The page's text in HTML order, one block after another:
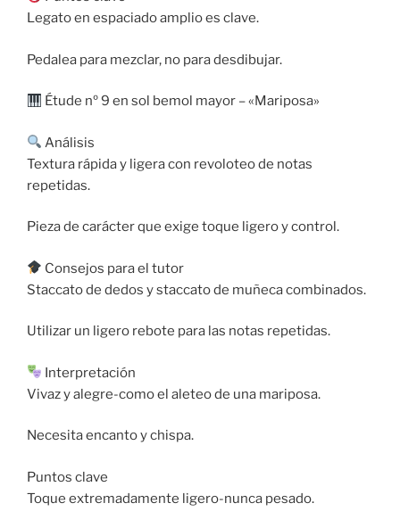
Legato en espaciado amplio es clave.
Pedalea para mezclar, no para desdibujar.
Étude nº 9 en sol bemol mayor – «Mariposa»
Análisis
Textura rápida y ligera con revoloteo de notas
repetidas.
Pieza de carácter que exige toque ligero y control.
Consejos para el tutor
Staccato de dedos y staccato de muñeca combinados.
Utilizar un ligero rebote para las notas repetidas.
Interpretación
Vivaz y alegre-como el aleteo de una mariposa.
Necesita encanto y chispa.
Puntos clave
Toque extremadamente ligero-nunca pesado.